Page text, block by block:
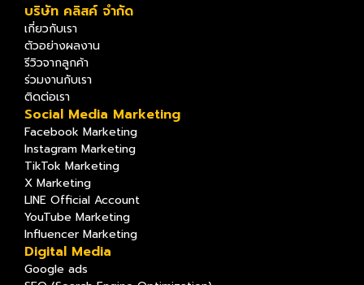
บริษัท คลิสค์ จำกัด
เกี่ยวกับเรา
ตัวอย่างผลงาน
รีวิวจากลูกค้า
ร่วมงานกับเรา
ติดต่อเรา
Social Media Marketing
Facebook Marketing
Instagram Marketing
TikTok Marketing
X Marketing
LINE Official Account
YouTube Marketing
Influencer Marketing
Digital Media
Google ads